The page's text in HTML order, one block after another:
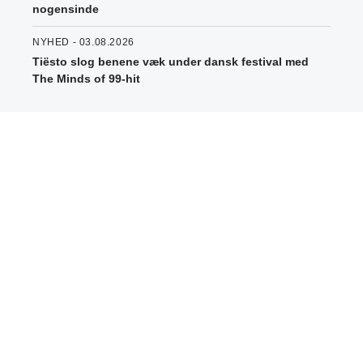
nogensinde
NYHED - 03.08.2026
Tiësto slog benene væk under dansk festival med
The Minds of 99-hit